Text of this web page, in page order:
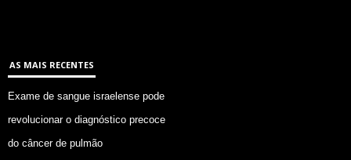
AS MAIS RECENTES
Exame de sangue israelense pode
revolucionar o diagnóstico precoce
do câncer de pulmão